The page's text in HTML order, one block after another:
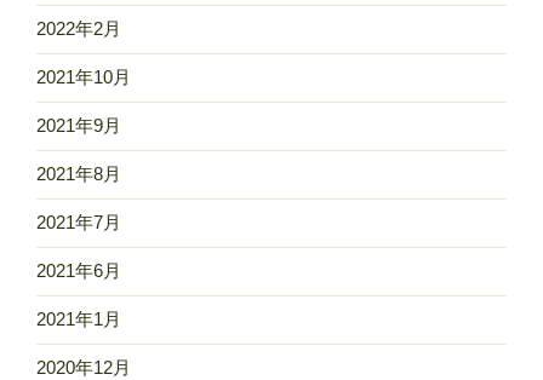
2022年2月
2021年10月
2021年9月
2021年8月
2021年7月
2021年6月
2021年1月
2020年12月